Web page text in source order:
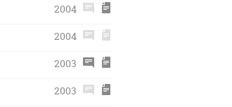
2004
2004
2003
2003